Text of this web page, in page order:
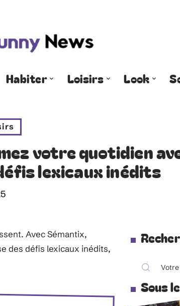
Habiter Loisirs Look
votre quotidien
lexicaux inédits
Avec Sémantix,
des défis lexicaux inédits,
Sous